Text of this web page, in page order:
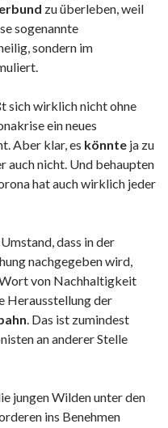
zu überleben, weil
sogenannte
sondern im
sich wirklich nicht ohne
ein neues
Aber klar, es könnte ja zu
auch nicht. Und behaupten
hat auch wirklich jeder
dass in der
nachgegeben wird,
von Nachhaltigkeit
Herausstellung der
. Das ist zumindest
an anderer Stelle
jungen Wilden unter den
ins Benehmen